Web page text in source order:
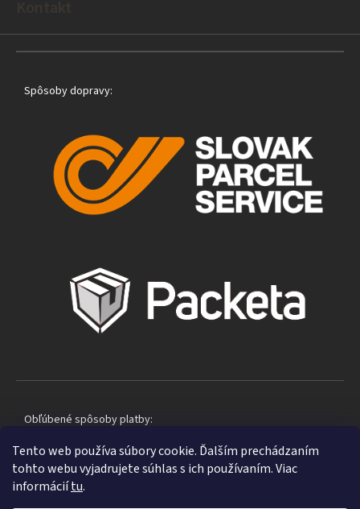
Tento web používa súbory cookie. Ďalším prechádzaním
tohto webu vyjadrujete súhlas s ich používaním. Viac
informáciítu.
Spôsoby dopravy:
Obľúbené spôsoby platby: